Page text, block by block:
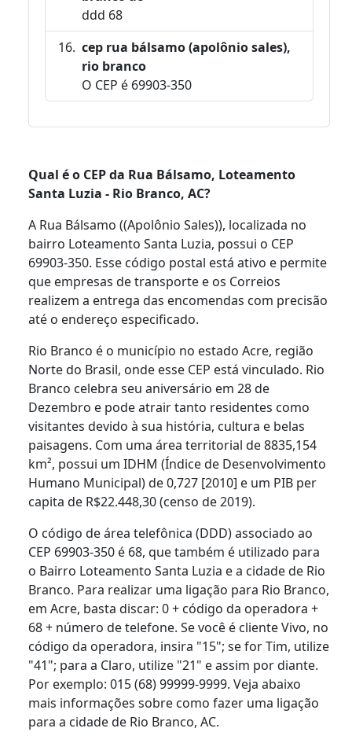
ddd 68
cep rua bálsamo (apolônio sales),
rio branco
O CEP é 69903-350
Qual é o CEP da Rua Bálsamo, Loteamento
Santa Luzia - Rio Branco, AC?
A Rua Bálsamo ((Apolônio Sales)), localizada no
bairro Loteamento Santa Luzia, possui o CEP
69903-350. Esse código postal está ativo e permite
que empresas de transporte e os Correios
realizem a entrega das encomendas com precisão
até o endereço especificado.
Rio Branco é o município no estado Acre, região
Norte do Brasil, onde esse CEP está vinculado. Rio
Branco celebra seu aniversário em 28 de
Dezembro e pode atrair tanto residentes como
visitantes devido à sua história, cultura e belas
paisagens. Com uma área territorial de 8835,154
km², possui um IDHM (Índice de Desenvolvimento
Humano Municipal) de 0,727 [2010] e um PIB per
capita de R$22.448,30 (censo de 2019).
O código de área telefônica (DDD) associado ao
CEP 69903-350 é 68, que também é utilizado para
o Bairro Loteamento Santa Luzia e a cidade de Rio
Branco. Para realizar uma ligação para Rio Branco,
em Acre, basta discar: 0 + código da operadora +
68 + número de telefone. Se você é cliente Vivo, no
código da operadora, insira "15"; se for Tim, utilize
"41"; para a Claro, utilize "21" e assim por diante.
Por exemplo: 015 (68) 99999-9999. Veja abaixo
mais informações sobre como fazer uma ligação
para a cidade de Rio Branco, AC.